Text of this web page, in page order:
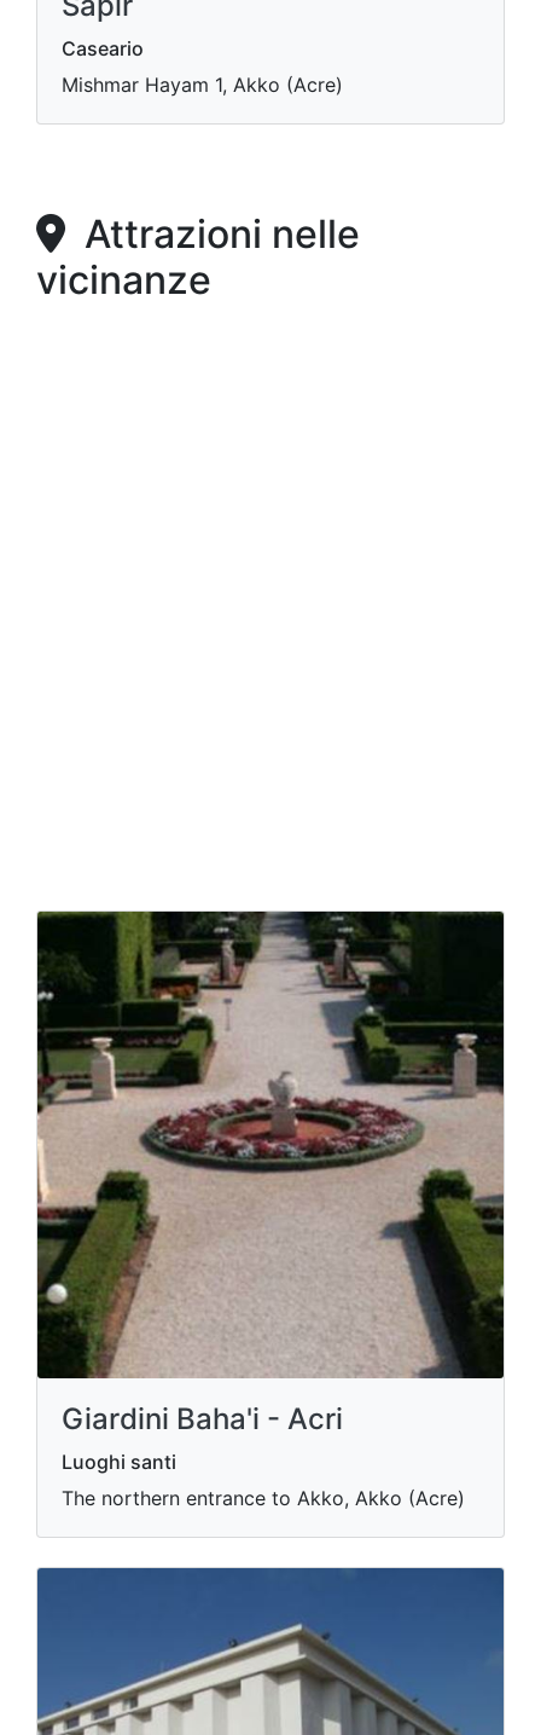
Caseario
Mishmar Hayam 1, Akko (Acre)
Attrazioni nelle
vicinanze
Giardini Baha'i - Acri
Luoghi santi
The northern entrance to Akko, Akko (Acre)